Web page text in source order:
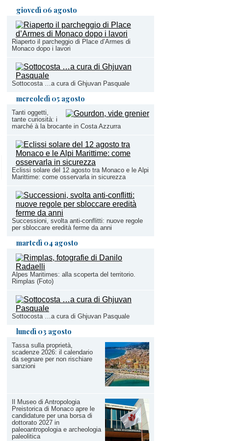
giovedì 06 agosto
Riaperto il parcheggio di Place d’Armes di
Monaco dopo i lavori
Sottocosta …a cura di Ghjuvan Pasquale
mercoledì 05 agosto
Tanti oggetti,
tante curiosità: i
marché à la brocante in Costa Azzurra
Eclissi solare del 12 agosto tra Monaco e le Alpi
Marittime: come osservarla in sicurezza
Successioni, svolta anti-conflitti: nuove regole
per sbloccare eredità ferme da anni
martedì 04 agosto
Alpes Maritimes: alla scoperta del territorio.
Rimplas (Foto)
Sottocosta …a cura di Ghjuvan Pasquale
lunedì 03 agosto
Tassa sulla proprietà,
scadenze 2026: il calendario
da segnare per non rischiare
sanzioni
Il Museo di Antropologia
Preistorica di Monaco apre le
candidature per una borsa di
dottorato 2027 in
paleoantropologia e archeologia
paleolitica